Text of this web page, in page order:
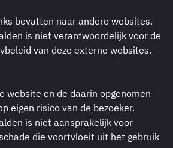
bevatten naar andere websites.
is niet verantwoordelijk voor de
van deze externe websites.
website en de daarin opgenomen
eigen risico van de bezoeker.
is niet aansprakelijk voor
die voortvloeit uit het gebruik